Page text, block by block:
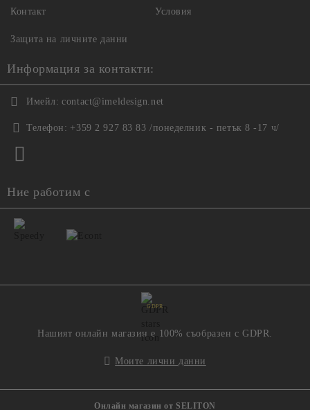
Контакт Условия
Защита на личните данни
Информация за контакти:
Имейл: contact@imeldesign.net
Телефон: +359 2 927 83 83 /понеделник - петък 8 -17 ч/
Ние работим с
GDPR
Нашият онлайн магазин е 100% съобразен с GDPR.
Моите лични данни
Онлайн магазин от SELITON